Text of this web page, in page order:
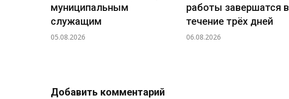
муниципальным
служащим
05.08.2026
работы завершатся в
течение трёх дней
06.08.2026
Добавить комментарий